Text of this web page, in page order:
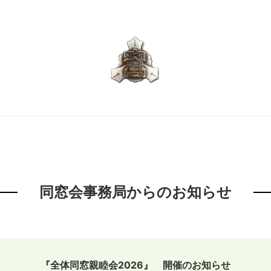
同窓会事務局からのお知らせ
『全体同窓親睦会2026』 開催のお知らせ